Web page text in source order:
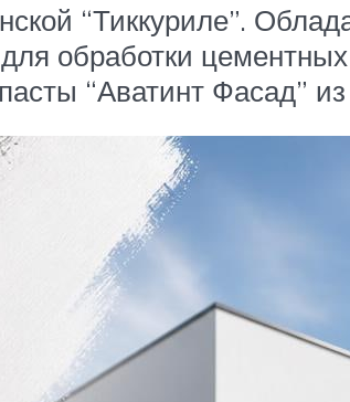
“Тиккуриле”.
обработки
“Аватинт Фасад”